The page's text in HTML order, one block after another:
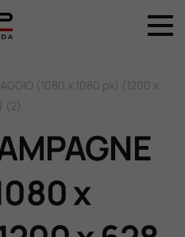
(1080 x 1080 px) (1200 x
(2)
x